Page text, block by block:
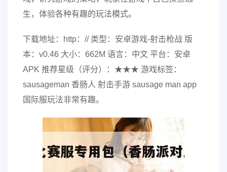
生，体验各种有趣的玩法模式。
下载地址：http：// 类型：安卓游戏-射击枪战 版
本：v0.46 大小：662M 语言：中文 平台：安卓
APK 推荐星级（评分）：★★★ 游戏标签：
sausageman 香肠人 射击手游 sausage man app
国际服玩法非常有趣。